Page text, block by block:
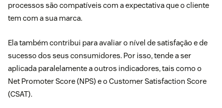
processos são compatíveis com a expectativa que o cliente
tem com a sua marca.
Ela também contribui para avaliar o nível de satisfação e de
sucesso dos seus consumidores. Por isso, tende a ser
aplicada paralelamente a outros indicadores, tais como o
Net Promoter Score (NPS) e o Customer Satisfaction Score
(CSAT).